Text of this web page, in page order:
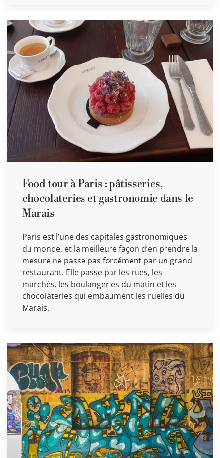
Food tour à Paris : pâtisseries,
chocolateries et gastronomie dans le
Marais
Paris est l’une des capitales gastronomiques
du monde, et la meilleure façon d’en prendre la
mesure ne passe pas forcément par un grand
restaurant. Elle passe par les rues, les
marchés, les boulangeries du matin et les
chocolateries qui embaument les ruelles du
Marais.